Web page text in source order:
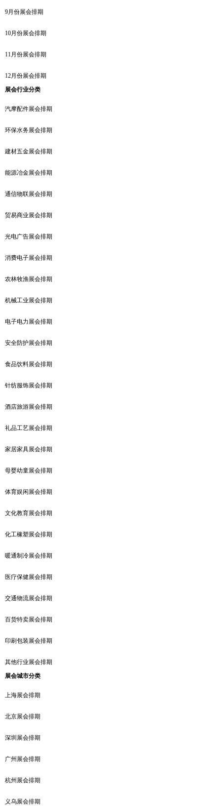
9月份展会排期
10月份展会排期
11月份展会排期
12月份展会排期
展会行业分类
汽摩配件展会排期
环保水务展会排期
建材五金展会排期
能源冶金展会排期
通信物联展会排期
贸易商业展会排期
光电广告展会排期
消费电子展会排期
农林牧渔展会排期
机械工业展会排期
电子电力展会排期
安全防护展会排期
食品饮料展会排期
针纺服饰展会排期
酒店旅游展会排期
礼品工艺展会排期
家居家具展会排期
母婴幼童展会排期
体育娱闲展会排期
文化教育展会排期
化工橡塑展会排期
暖通制冷展会排期
医疗保健展会排期
交通物流展会排期
百货特卖展会排期
印刷包装展会排期
其他行业展会排期
展会城市分类
上海展会排期
北京展会排期
深圳展会排期
广州展会排期
杭州展会排期
义乌展会排期